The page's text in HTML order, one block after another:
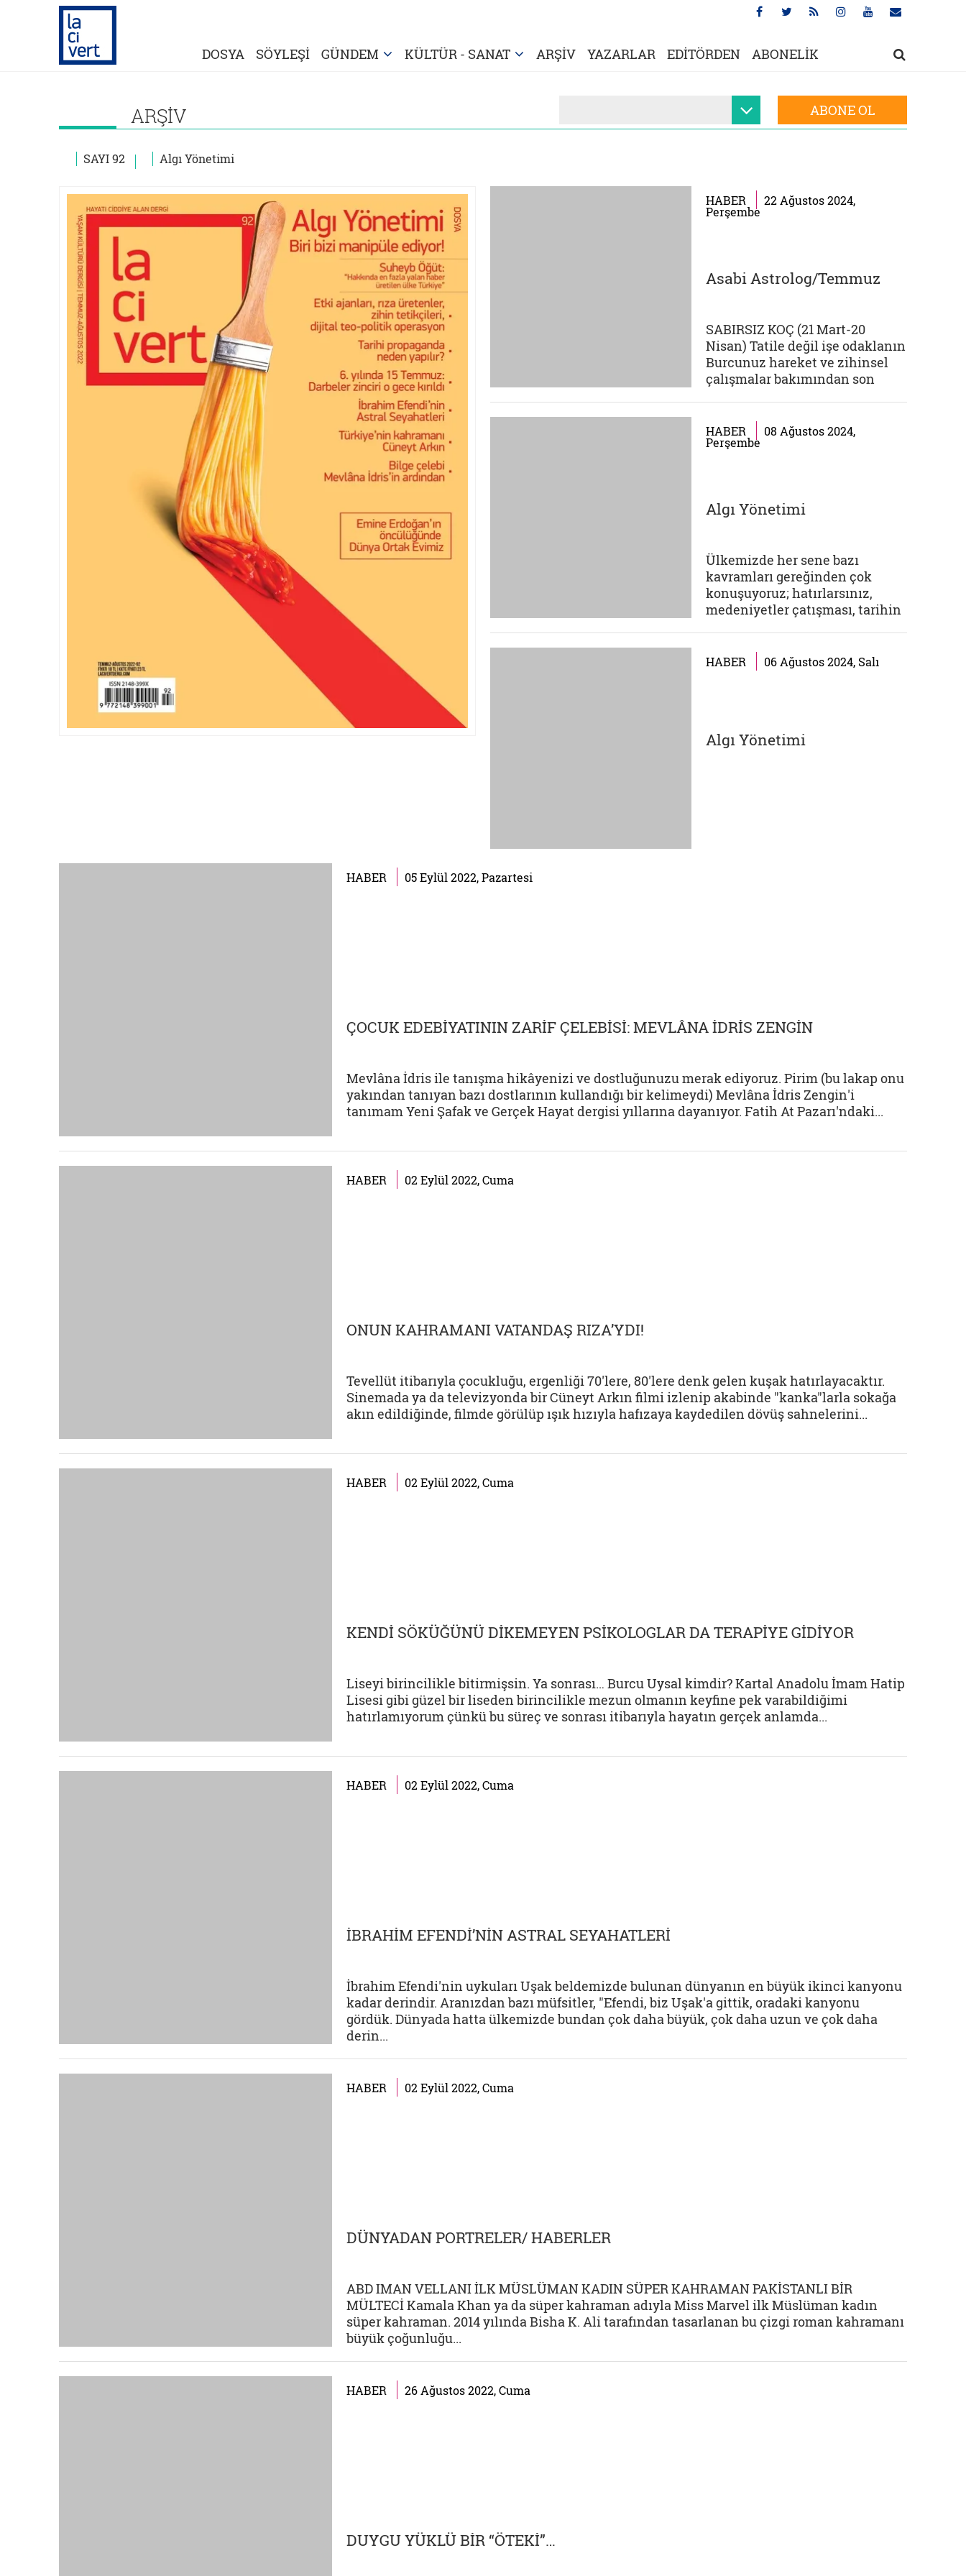
DOSYA SÖYLEŞİ GÜNDEM KÜLTÜR - SANAT ARŞİV YAZARLAR EDİTÖRDEN ABONELİK
ARŞİV ABONE OL
SAYI 92 Algı Yönetimi
HABER 22 Ağustos 2024,
Perşembe
Asabi Astrolog/Temmuz
SABIRSIZ KOÇ (21 Mart-20
Nisan) Tatile değil işe odaklanın
Burcunuz hareket ve zihinsel
çalışmalar bakımından son
kaplumbağası gibi durgun, avcı
silahını görmüş tavşanlar kadar
HABER 08 Ağustos 2024,
Perşembe
Algı Yönetimi
Ülkemizde her sene bazı
kavramları gereğinden çok
konuşuyoruz; hatırlarsınız,
medeniyetler çatışması, tarihin
senelerde en çok konuştuğumuz
kavramlardan biri olmaya
HABER 06 Ağustos 2024, Salı
Algı Yönetimi
HABER 05 Eylül 2022, Pazartesi
ÇOCUK EDEBİYATININ ZARİF ÇELEBİSİ: MEVLÂNA İDRİS ZENGİN
Mevlâna İdris ile tanışma hikâyenizi ve dostluğunuzu merak ediyoruz. Pirim (bu lakap onu
yakından tanıyan bazı dostlarının kullandığı bir kelimeydi) Mevlâna İdris Zengin'i
tanımam Yeni Şafak ve Gerçek Hayat dergisi yıllarına dayanıyor. Fatih At Pazarı'ndaki...
HABER 02 Eylül 2022, Cuma
ONUN KAHRAMANI VATANDAŞ RIZA’YDI!
Tevellüt itibarıyla çocukluğu, ergenliği 70'lere, 80'lere denk gelen kuşak hatırlayacaktır.
Sinemada ya da televizyonda bir Cüneyt Arkın filmi izlenip akabinde "kanka"larla sokağa
akın edildiğinde, filmde görülüp ışık hızıyla hafızaya kaydedilen dövüş sahnelerini...
HABER 02 Eylül 2022, Cuma
KENDİ SÖKÜĞÜNÜ DİKEMEYEN PSİKOLOGLAR DA TERAPİYE GİDİYOR
Liseyi birincilikle bitirmişsin. Ya sonrası… Burcu Uysal kimdir? Kartal Anadolu İmam Hatip
Lisesi gibi güzel bir liseden birincilikle mezun olmanın keyfine pek varabildiğimi
hatırlamıyorum çünkü bu süreç ve sonrası itibarıyla hayatın gerçek anlamda...
HABER 02 Eylül 2022, Cuma
İBRAHİM EFENDİ’NİN ASTRAL SEYAHATLERİ
İbrahim Efendi'nin uykuları Uşak beldemizde bulunan dünyanın en büyük ikinci kanyonu
kadar derindir. Aranızdan bazı müfsitler, "Efendi, biz Uşak'a gittik, oradaki kanyonu
gördük. Dünyada hatta ülkemizde bundan çok daha büyük, çok daha uzun ve çok daha
derin...
HABER 02 Eylül 2022, Cuma
DÜNYADAN PORTRELER/ HABERLER
ABD IMAN VELLANI İLK MÜSLÜMAN KADIN SÜPER KAHRAMAN PAKİSTANLI BİR
MÜLTECİ Kamala Khan ya da süper kahraman adıyla Miss Marvel ilk Müslüman kadın
süper kahraman. 2014 yılında Bisha K. Ali tarafından tasarlanan bu çizgi roman kahramanı
büyük çoğunluğu...
HABER 26 Ağustos 2022, Cuma
DUYGU YÜKLÜ BİR “ÖTEKİ”…